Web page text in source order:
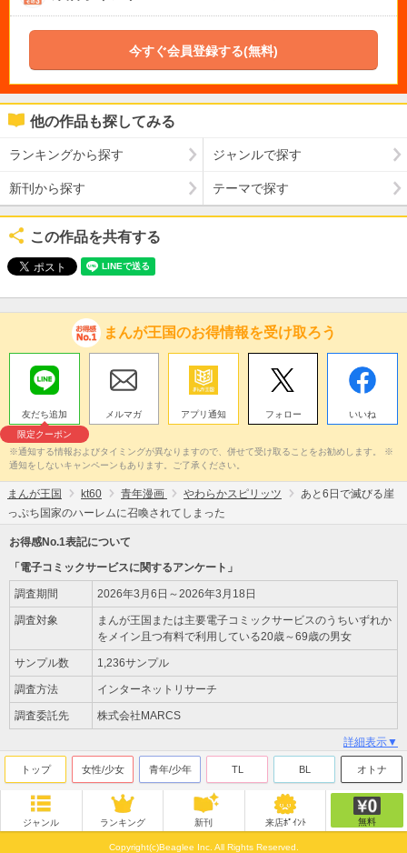
今すぐ会員登録する(無料)
他の作品も探してみる
ランキングから探す ジャンルで探す
新刊から探す テーマで探す
この作品を共有する
まんが王国のお得情報を受け取ろう
友だち追加
限定クーポン
メルマガ アプリ通知 フォロー いいね
※通知する情報およびタイミングが異なりますので、併せて受け取ることをお勧めします。 ※
通知をしないキャンペーンもあります。ご了承ください。
まんが王国 kt60 青年漫画 やわらかスピリッツ
あと6日で滅びる崖
っぷち国家のハーレムに召喚されてしまった
お得感No.1表記について
「電子コミックサービスに関するアンケート」
調査期間 2026年3月6日～2026年3月18日
調査対象
まんが王国または主要電子コミックサービスのうちいずれか
をメイン且つ有料で利用している20歳～69歳の男女
サンプル数 1,236サンプル
調査方法 インターネットリサーチ
調査委託先 株式会社MARCS
詳細表示▼
トップ 女性/少女 青年/少年 TL BL オトナ
ジャンル ランキング 新刊 来店ﾎﾟｲﾝﾄ 無料
Copyright(c)Beaglee Inc. All Rights Reserved.